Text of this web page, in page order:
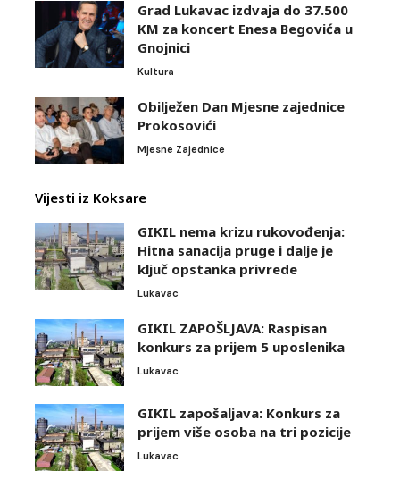
Grad Lukavac izdvaja do 37.500
KM za koncert Enesa Begovića u
Gnojnici
Kultura
Obilježen Dan Mjesne zajednice
Prokosovići
Mjesne Zajednice
Vijesti iz Koksare
GIKIL nema krizu rukovođenja:
Hitna sanacija pruge i dalje je
ključ opstanka privrede
Lukavac
GIKIL ZAPOŠLJAVA: Raspisan
konkurs za prijem 5 uposlenika
Lukavac
GIKIL zapošaljava: Konkurs za
prijem više osoba na tri pozicije
Lukavac